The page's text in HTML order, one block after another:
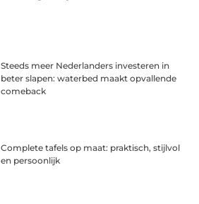
Steeds meer Nederlanders investeren in
beter slapen: waterbed maakt opvallende
comeback
Complete tafels op maat: praktisch, stijlvol
en persoonlijk